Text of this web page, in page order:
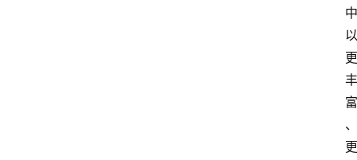
中
以
更
丰
富
、
更